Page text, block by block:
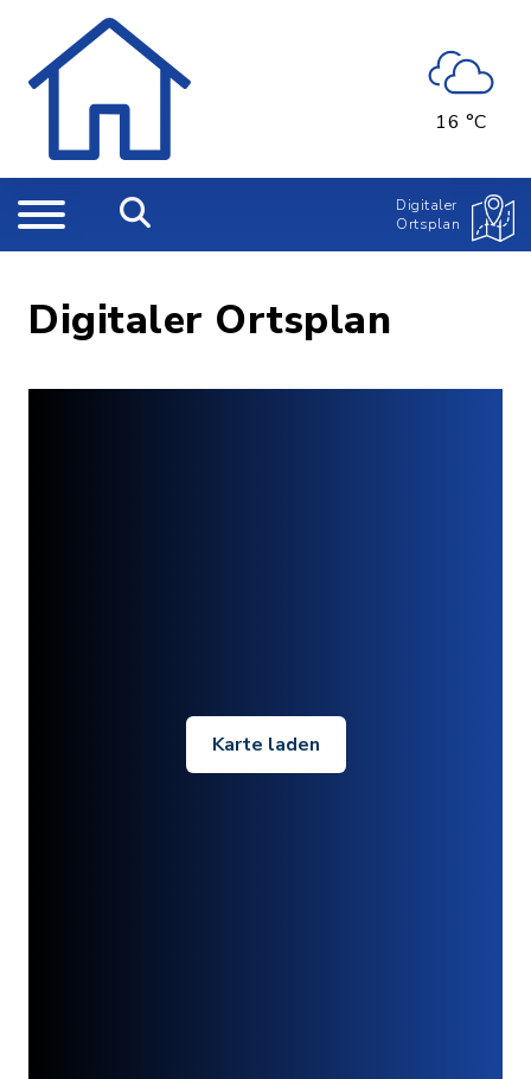
16 °C
Digitaler
Ortsplan
Digitaler Ortsplan
Karte laden